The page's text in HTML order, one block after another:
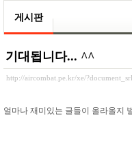
게시판
기대됩니다... ^^
http://aircombat.pe.kr/xe/
얼마나 재미있는 글들이 올라올지